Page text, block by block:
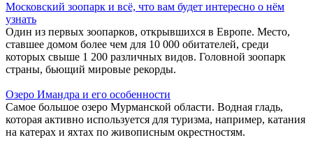
Московский зоопарк и всё, что вам будет интересно о нём
узнать
Один из первых зоопарков, открывшихся в Европе. Место,
ставшее домом более чем для 10 000 обитателей, среди
которых свыше 1 200 различных видов. Головной зоопарк
страны, бьющий мировые рекорды.
Озеро Имандра и его особенности
Самое большое озеро Мурманской области. Водная гладь,
которая активно используется для туризма, например, катания
на катерах и яхтах по живописным окрестностям.